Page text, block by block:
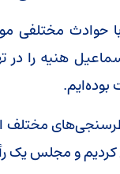
حوادث مختلفی
هنیه را در
بوده‌ایم.
مختلف
و مجلس یک